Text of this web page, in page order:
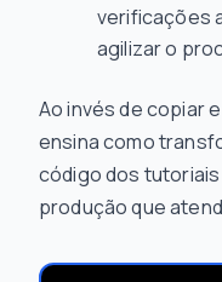
verificações
agilizar o
Ao invés de copiar
ensina como
código dos
produção que